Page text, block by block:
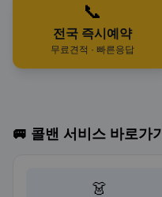
📞
전국 즉시예약
무료견적 · 빠른응답
🚐 콜밴 서비스 바로가기
👗